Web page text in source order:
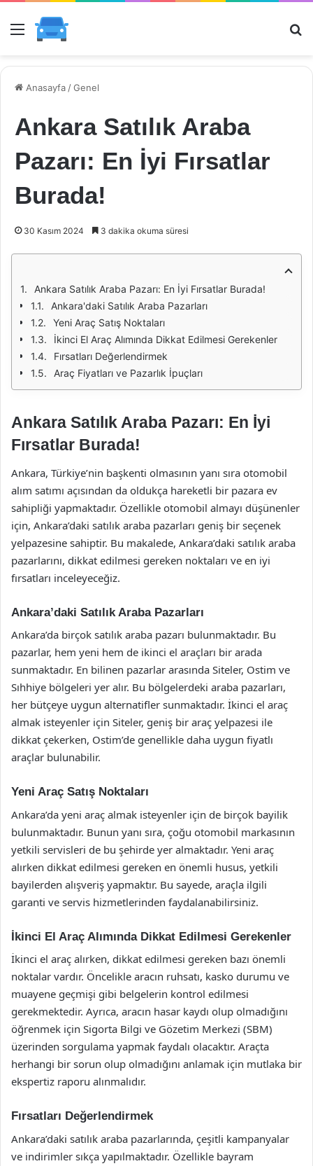
Menü
Anasayfa /Genel
Ankara Satılık Araba
Pazarı: En İyi Fırsatlar
Burada!
30 Kasım 2024 3 dakika okuma süresi
Ankara Satılık Araba Pazarı: En İyi Fırsatlar Burada!
Ankara'daki Satılık Araba Pazarları
Yeni Araç Satış Noktaları
İkinci El Araç Alımında Dikkat Edilmesi Gerekenler
Fırsatları Değerlendirmek
Araç Fiyatları ve Pazarlık İpuçları
Ankara Satılık Araba Pazarı: En İyi
Fırsatlar Burada!
Ankara, Türkiye’nin başkenti olmasının yanı sıra otomobil
alım satımı açısından da oldukça hareketli bir pazara ev
sahipliği yapmaktadır. Özellikle otomobil almayı düşünenler
için, Ankara’daki satılık araba pazarları geniş bir seçenek
yelpazesine sahiptir. Bu makalede, Ankara’daki satılık araba
pazarlarını, dikkat edilmesi gereken noktaları ve en iyi
fırsatları inceleyeceğiz.
Ankara’daki Satılık Araba Pazarları
Ankara’da birçok satılık araba pazarı bulunmaktadır. Bu
pazarlar, hem yeni hem de ikinci el araçları bir arada
sunmaktadır. En bilinen pazarlar arasında Siteler, Ostim ve
Sıhhiye bölgeleri yer alır. Bu bölgelerdeki araba pazarları,
her bütçeye uygun alternatifler sunmaktadır. İkinci el araç
almak isteyenler için Siteler, geniş bir araç yelpazesi ile
dikkat çekerken, Ostim’de genellikle daha uygun fiyatlı
araçlar bulunabilir.
Yeni Araç Satış Noktaları
Ankara’da yeni araç almak isteyenler için de birçok bayilik
bulunmaktadır. Bunun yanı sıra, çoğu otomobil markasının
yetkili servisleri de bu şehirde yer almaktadır. Yeni araç
alırken dikkat edilmesi gereken en önemli husus, yetkili
bayilerden alışveriş yapmaktır. Bu sayede, araçla ilgili
garanti ve servis hizmetlerinden faydalanabilirsiniz.
İkinci El Araç Alımında Dikkat Edilmesi Gerekenler
İkinci el araç alırken, dikkat edilmesi gereken bazı önemli
noktalar vardır. Öncelikle aracın ruhsatı, kasko durumu ve
muayene geçmişi gibi belgelerin kontrol edilmesi
gerekmektedir. Ayrıca, aracın hasar kaydı olup olmadığını
öğrenmek için Sigorta Bilgi ve Gözetim Merkezi (SBM)
üzerinden sorgulama yapmak faydalı olacaktır. Araçta
herhangi bir sorun olup olmadığını anlamak için mutlaka bir
ekspertiz raporu alınmalıdır.
Fırsatları Değerlendirmek
Ankara’daki satılık araba pazarlarında, çeşitli kampanyalar
ve indirimler sıkça yapılmaktadır. Özellikle bayram